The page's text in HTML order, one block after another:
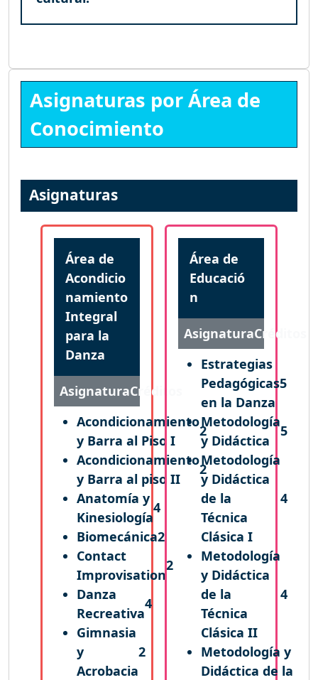
Asignaturas por Área de
Conocimiento
Asignaturas
Área de
Acondicio
namiento
Integral
para la
Danza
AsignaturaCréditos
Acondicionamiento
y Barra al Piso I
2
Acondicionamiento
y Barra al piso II
2
Anatomía y
Kinesiología
4
Biomecánica2
Contact
Improvisation
2
Danza
Recreativa
4
Gimnasia
y
Acrobacia
2
Área de
Educació
n
AsignaturaCréditos
Estrategias
Pedagógicas
en la Danza
5
Metodología
y Didáctica
5
Metodología
y Didáctica
de la
Técnica
Clásica I
4
Metodología
y Didáctica
de la
Técnica
Clásica II
4
Metodología y
Didáctica de la